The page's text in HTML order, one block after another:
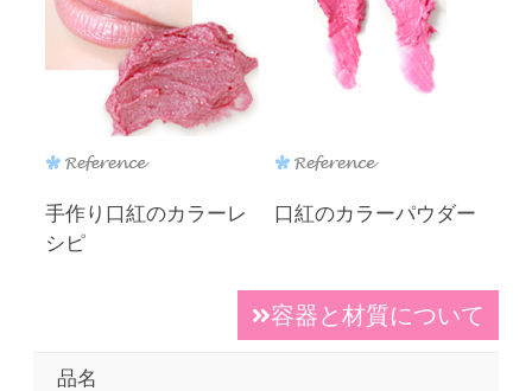
手作り口紅のカラーレ
シピ
口紅のカラーパウダー
容器と材質について
品名